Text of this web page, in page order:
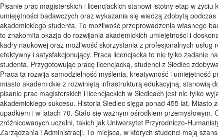
Pisanie prac magisterskich i licencjackich stanowi istotny etap w
umiejętności badawczych oraz wykazania się wiedzą zdobytą
akademickiego studenta. To możliwość przeprowadzenia własnego
to znakomita okazja do rozwijania akademickich umiejętności i
kadry naukowej oraz możliwość skorzystania z profesjonalnych
efektywny i satysfakcjonujący. Praca licencjacka to nie tylko zadanie
studenta. Przygotowując pracę licencjacką, studenci z Siedlec
Praca ta rozwija samodzielność myślenia, kreatywność i umiejętność
miasto akademickie z rozwiniętą infrastrukturą edukacyjną, stanowią
pisanie prac magisterskich i licencjackich w Siedlcach jest nie tylko
akademickiego sukcesu. Historia Siedlec sięga ponad 455 lat. Miasto
upadkiem i w latach 70. Stało się ważnym ośrodkiem
zróżnicowanych uczelni, takich jak Uniwersytet Przyrodniczo-
Zarządzania i Administracji. To miejsca, w których studenci mają